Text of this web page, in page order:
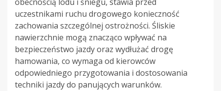
uczestnikami ruchu drogowego konieczność
zachowania szczególnej ostrożności. Śliskie
nawierzchnie mogą znacząco wpływać na
bezpieczeństwo jazdy oraz wydłużać drogę
hamowania, co wymaga od kierowców
odpowiedniego przygotowania i dostosowania
techniki jazdy do panujących warunków.